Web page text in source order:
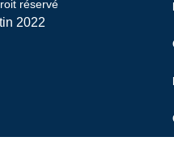
réservé
2022